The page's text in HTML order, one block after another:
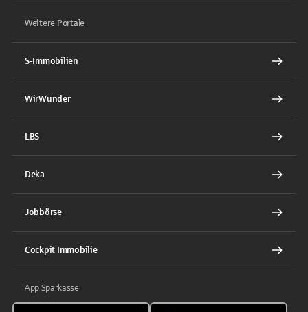
Weitere Portale
S-Immobilien
WirWunder
LBS
Deka
Jobbörse
Cockpit Immobilie
App Sparkasse